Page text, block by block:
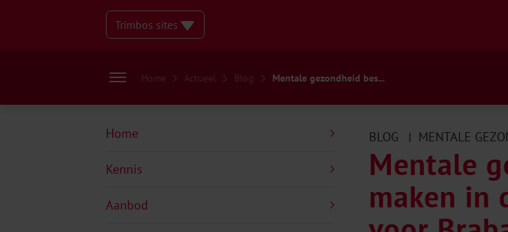
Trimbos sites
Home Actueel Blog Mentale gezondheid bes...
Home
Kennis
Aanbod
BLOG | MENTALE
Mentale
maken in